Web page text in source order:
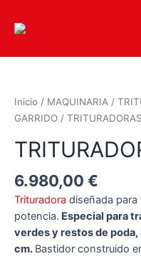
Inicio / MAQUINARIA /
GARRIDO /
6.980,00 €
Trituradora diseñada para
potencia. Especial para
verdes y restos de
cm. Bastidor construido